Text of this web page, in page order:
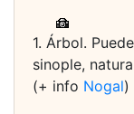
1. Árbol.
sinople,
(+ info Nogal)